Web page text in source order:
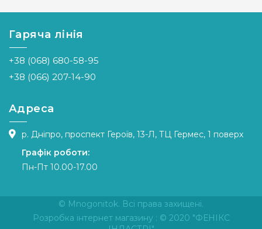
Гаряча лінія
+38 (068) 680-58-95
+38 (066) 207-14-90
Адреса
р. Дніпро, проспект Героїв, 13-Л, ТЦ Гермес, 1 поверх
Графік роботи:
Пн-Пт 10.00-17.00
© Mnogonitok. Всі права захищені.
Розробка інтернет магазину : © 2020 "ФЕНІКС